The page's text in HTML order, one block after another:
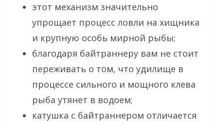
этот механизм значительно
упрощает процесс ловли на хищника
и крупную особь мирной рыбы;
благодаря байтраннеру вам не стоит
переживать о том, что удилище в
процессе сильного и мощного клева
рыба утянет в водоем;
катушка с байтраннером отличается